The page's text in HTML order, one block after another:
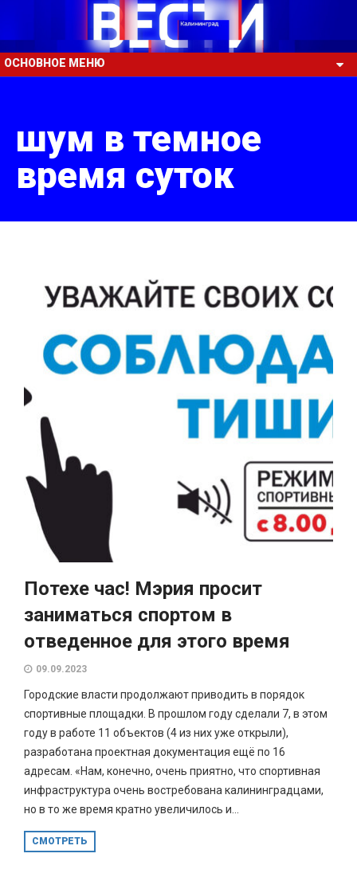
ОСНОВНОЕ МЕНЮ
шум в темное
время суток
Потехе час! Мэрия просит
заниматься спортом в
отведенное для этого время
09.09.2023
Городские власти продолжают приводить в порядок
спортивные площадки. В прошлом году сделали 7, в этом
году в работе 11 объектов (4 из них уже открыли),
разработана проектная документация ещё по 16
адресам. «Нам, конечно, очень приятно, что спортивная
инфраструктура очень востребована калининградцами,
но в то же время кратно увеличилось и...
СМОТРЕТЬ